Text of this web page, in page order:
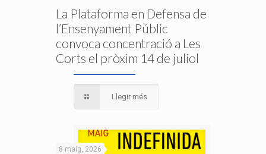
La Plataforma en Defensa de
l’Ensenyament Públic
convoca concentració a Les
Corts el pròxim 14 de juliol
Llegir més
8 maig, 2026